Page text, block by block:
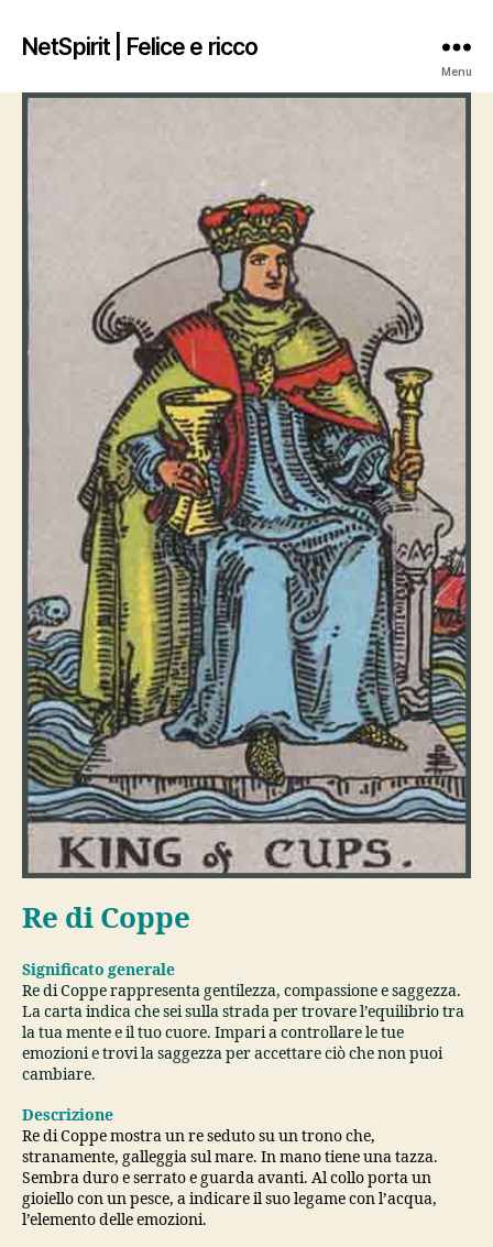
NetSpirit | Felice e ricco
Menu
Re di Coppe
Significato generale
Re di Coppe rappresenta gentilezza, compassione e saggezza.
La carta indica che sei sulla strada per trovare l’equilibrio tra
la tua mente e il tuo cuore. Impari a controllare le tue
emozioni e trovi la saggezza per accettare ciò che non puoi
cambiare.
Descrizione
Re di Coppe mostra un re seduto su un trono che,
stranamente, galleggia sul mare. In mano tiene una tazza.
Sembra duro e serrato e guarda avanti. Al collo porta un
gioiello con un pesce, a indicare il suo legame con l’acqua,
l’elemento delle emozioni.